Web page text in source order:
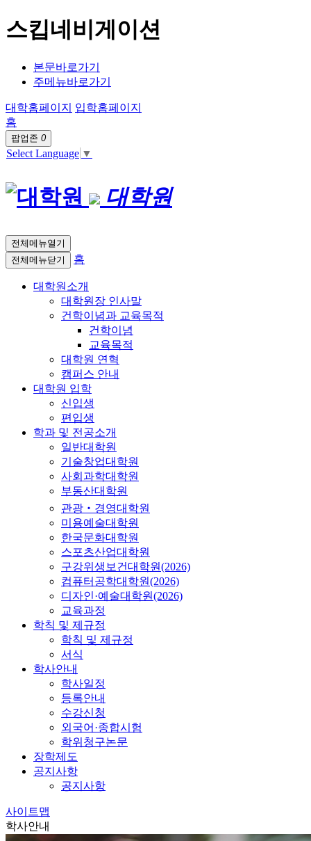
스킵네비게이션
본문바로가기
주메뉴바로가기
대학홈페이지
입학홈페이지
홈
팝업존 0
Select Language ▼
대학원
전체메뉴열기
전체메뉴닫기
홈
대학원소개
대학원장 인사말
건학이념과 교육목적
건학이념
교육목적
대학원 연혁
캠퍼스 안내
대학원 입학
신입생
편입생
학과 및 전공소개
일반대학원
기술창업대학원
사회과학대학원
부동산대학원
관광‧경영대학원
미용예술대학원
한국문화대학원
스포츠산업대학원
구강위생보건대학원(2026)
컴퓨터공학대학원(2026)
디자인·예술대학원(2026)
교육과정
학칙 및 제규정
학칙 및 제규정
서식
학사안내
학사일정
등록안내
수강신청
외국어·종합시험
학위청구논문
장학제도
공지사항
공지사항
사이트맵
학사안내